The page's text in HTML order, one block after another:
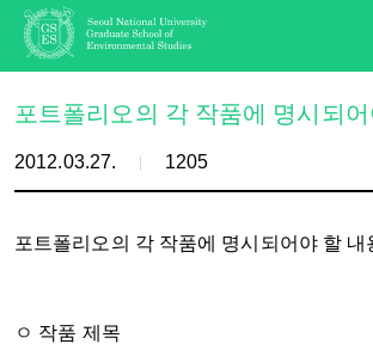
포트폴리오의 각 작품에 명시되
2012.03.27. 1205
포트폴리오의 각 작품에 명시되어야 할 내
ㅇ 작품 제목